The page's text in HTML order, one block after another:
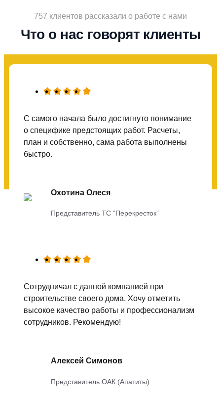
757 клиентов рассказали о работе с нами
Что о нас говорят клиенты
С самого начала было достигнуто понимание
о специфике предстоящих работ. Расчеты,
план и собственно, сама работа выполнены
быстро.
Охотина Олеся
Представитель ТС “Перекресток”
Сотрудничал с данной компанией при
строительстве своего дома. Хочу отметить
высокое качество работы и профессионализм
сотрудников. Рекомендую!
Алексей Симонов
Представитель ОАК (Апатиты)